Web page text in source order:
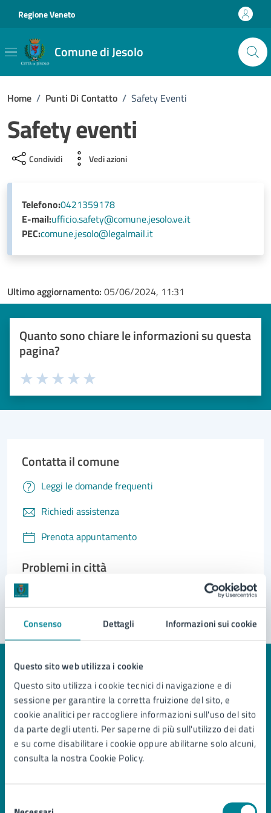
Consenso Dettagli Informazioni sui cookie
Questo sito web utilizza i cookie
Questo sito utilizza i cookie tecnici di navigazione e di
sessione per garantire la corretta fruizione del sito, e
cookie analitici per raccogliere informazioni sull'uso del sito
da parte degli utenti. Per saperne di più sull'utilizzo dei dati
e su come disabilitare i cookie oppure abilitarne solo alcuni,
consulta la nostra Cookie Policy.
Regione Veneto
Comune di Jesolo
Home / Punti Di Contatto / Safety Eventi
Safety eventi
Condividi Vedi azioni
Telefono:0421359178
E-mail:ufficio.safety@comune.jesolo.ve.it
PEC:comune.jesolo@legalmail.it
Ultimo aggiornamento: 05/06/2024, 11:31
Quanto sono chiare le informazioni su questa
pagina?
Valuta 5 stelle su 5
Valuta 4 stelle su 5
Valuta 3 stelle su 5
Valuta 2 stelle su 5
Valuta 1 stelle su 5
Contatta il comune
Leggi le domande frequenti
Richiedi assistenza
Prenota appuntamento
Problemi in città
Comune di Jesolo
AMMINISTRAZIONE